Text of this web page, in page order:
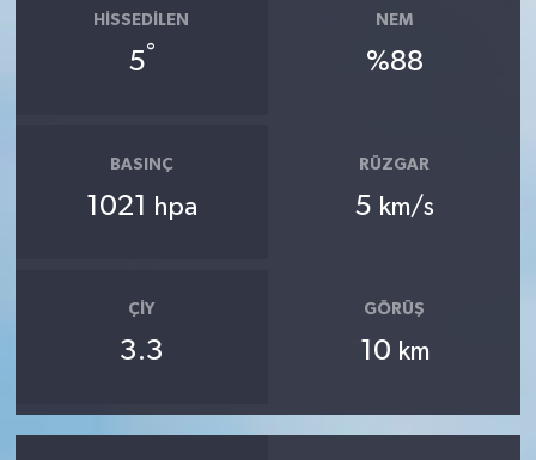
HISSEDILEN
5°
NEM
%88
BASINÇ
1021 hpa
RÜZGAR
5 km/s
ÇIY
3.3
GÖRÜŞ
10 km